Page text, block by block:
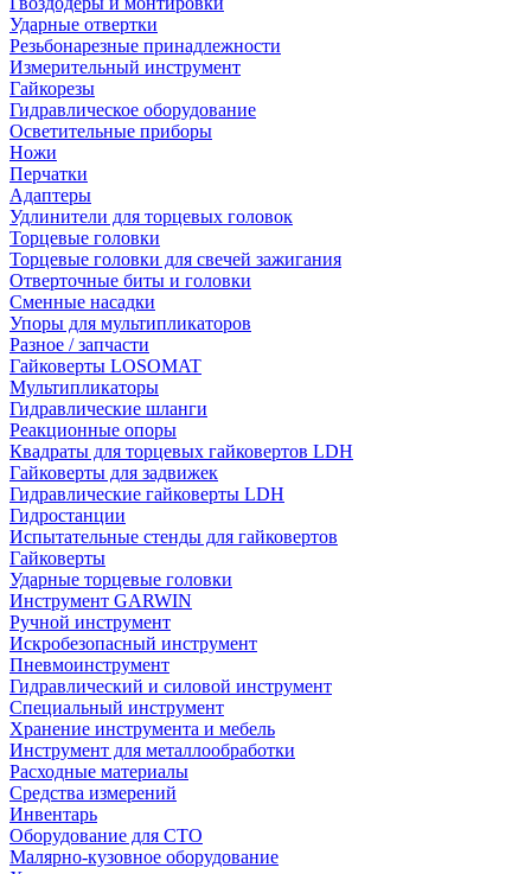
Ударные отвертки
Резьбонарезные принадлежности
Измерительный инструмент
Гайкорезы
Гидравлическое оборудование
Осветительные приборы
Ножи
Перчатки
Адаптеры
Удлинители для торцевых головок
Торцевые головки
Торцевые головки для свечей зажигания
Отверточные биты и головки
Сменные насадки
Упоры для мультипликаторов
Разное / запчасти
Гайковерты LOSOMAT
Мультипликаторы
Гидравлические шланги
Реакционные опоры
Квадраты для торцевых гайковертов LDH
Гайковерты для задвижек
Гидравлические гайковерты LDH
Гидростанции
Испытательные стенды для гайковертов
Гайковерты
Ударные торцевые головки
Инструмент GARWIN
Ручной инструмент
Искробезопасный инструмент
Пневмоинструмент
Гидравлический и силовой инструмент
Специальный инструмент
Хранение инструмента и мебель
Инструмент для металлообработки
Расходные материалы
Средства измерений
Инвентарь
Оборудование для СТО
Малярно-кузовное оборудование